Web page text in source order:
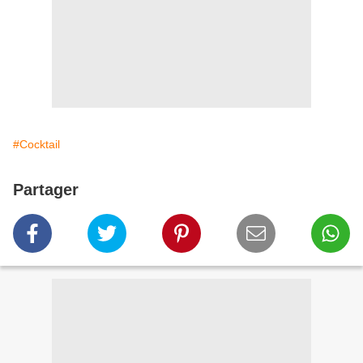
#Cocktail
Partager